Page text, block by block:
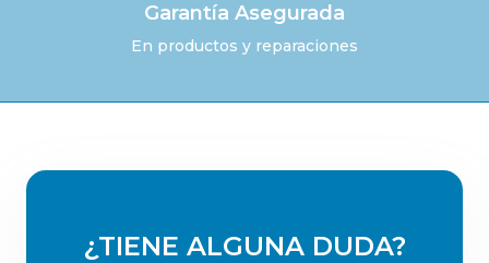
Garantía Asegurada
En productos y reparaciones
¿TIENE ALGUNA DUDA?